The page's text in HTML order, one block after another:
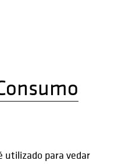
utilizado para vedar